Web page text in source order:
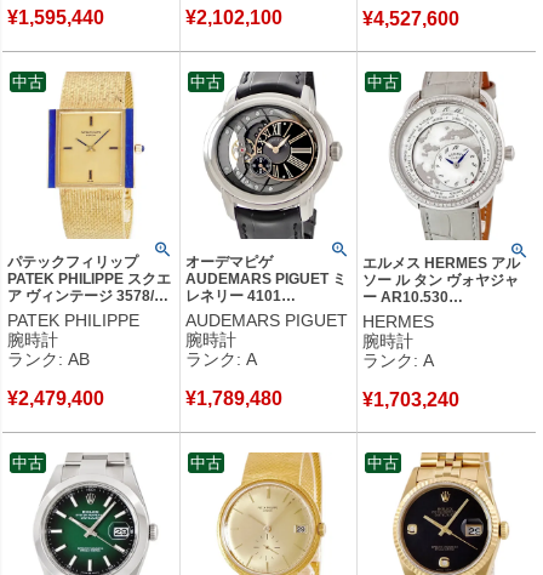
¥1,595,440 ¥2,102,100 ¥4,527,600
パテックフィリップ
PATEK PHILIPPE スクエ
ア ヴィンテージ 3578/1J
メーカーOH済 K18YG無
垢 純正ラピスラズリ メ
ンズ 腕時計手巻き ゴー
ルド 【中古】中古品
PATEK PHILIPPE
腕時計
ランク: AB
¥2,479,400
中古
オーデマピゲ
AUDEMARS PIGUET ミ
レネリー 4101
15350ST.OO.D002CR.0
1 OH済 スケルトン ロー
マン オフセンター メン
ズ 腕時計自動巻き グレ
AUDEMARS PIGUET
腕時計
ランク: A
¥1,789,480
中古
エルメス HERMES アル
ソー ル タン ヴォヤジャ
ー AR10.530
W057197WW00 純正ダ
イヤ シェル 世界時計
GMT メンズ 腕時計自動
巻き ホワイト 【中古】中
HERMES
腕時計
ランク: A
¥1,703,240
中古
中古 中古 中古